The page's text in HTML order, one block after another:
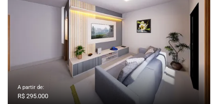
A partir de:
R$ 295.000